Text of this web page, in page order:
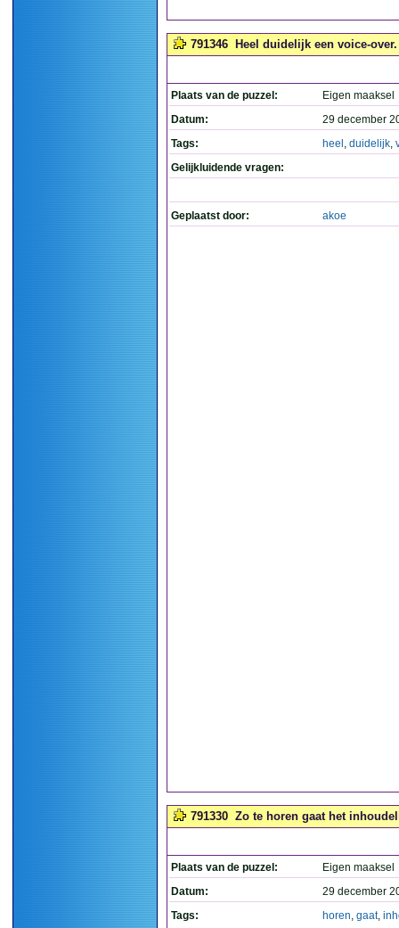
791346 Heel duidelijk een voice-over.
Plaats van de puzzel:
Eigen maaksel
Datum:
29 december
Tags:
heel , duidelijk,
Gelijkluidende vragen:
Geplaatst door: akoe
791330 Zo te horen gaat het
Plaats van de puzzel:
Eigen maaksel
Datum:
29 december
Tags:
horen, gaat,